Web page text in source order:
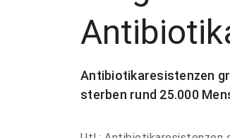
Antibiotikaresistenzen
sterben rund 25.000